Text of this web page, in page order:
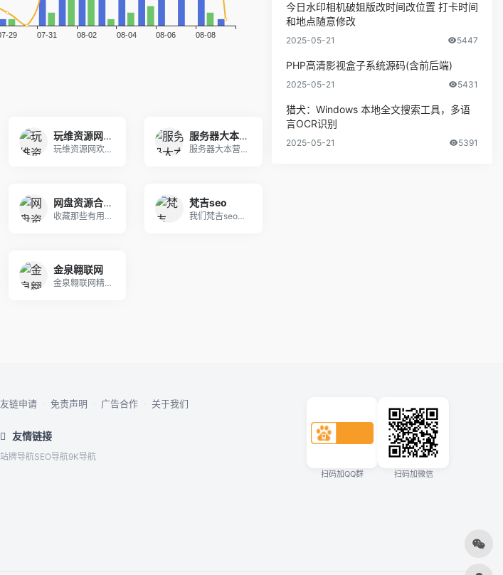
玩维资源网 - 乐在众享网络资源学习免费分享资源平台,专注于最新网络资源绿色网
玩维资源网欢迎您,玩维资源网致力于收集分享各种免
服务器大本营_游戏开发技术论坛_软件小程序开发定制_steam自建服务器_游戏服务器搭建
服务器大本营-游戏开发技术交流论坛，分享热门游戏
网盘资源合集 | 资源收藏夹
收藏那些有用的东网盘资源合集 | 资源收藏夹西，
梵吉seo
我们梵吉seo专注百度SEO优化领域，本站总结了
金泉翱联网
金泉翱联网精心聚合最新的网站相关知识信息，全力打
今日水印相机破姐版改时间改位置 打卡时间
和地点随意修改
2025-05-21 5447
PHP高清影视盒子系统源码(含前后端)
2025-05-21 5431
猎犬：Windows 本地全文搜索工具，多语
言OCR识别
2025-05-21 5391
友链申请 · 免责声明 · 广告合作 · 关于我们
友情链接
站牌导航SEO导航9K导航
扫码加QQ群 扫码加微信